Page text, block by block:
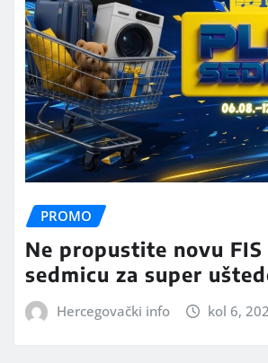
PROMO
Ne propustite novu FIS
sedmicu za super
Hercegovački info kol 6,